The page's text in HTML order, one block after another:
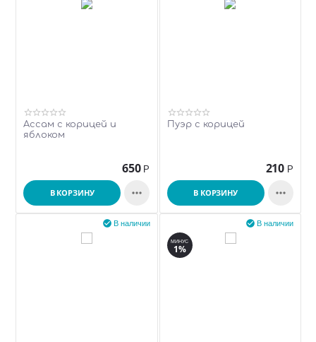
Ассам с корицей и
яблоком
650 Р
В КОРЗИНУ 
Пуэр с корицей
210 Р
В КОРЗИНУ 
В наличии
 В наличии

МИНУС
1%